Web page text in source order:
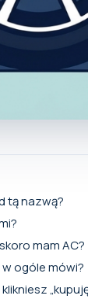
tą nazwą?
mam AC?
ogóle mówi?